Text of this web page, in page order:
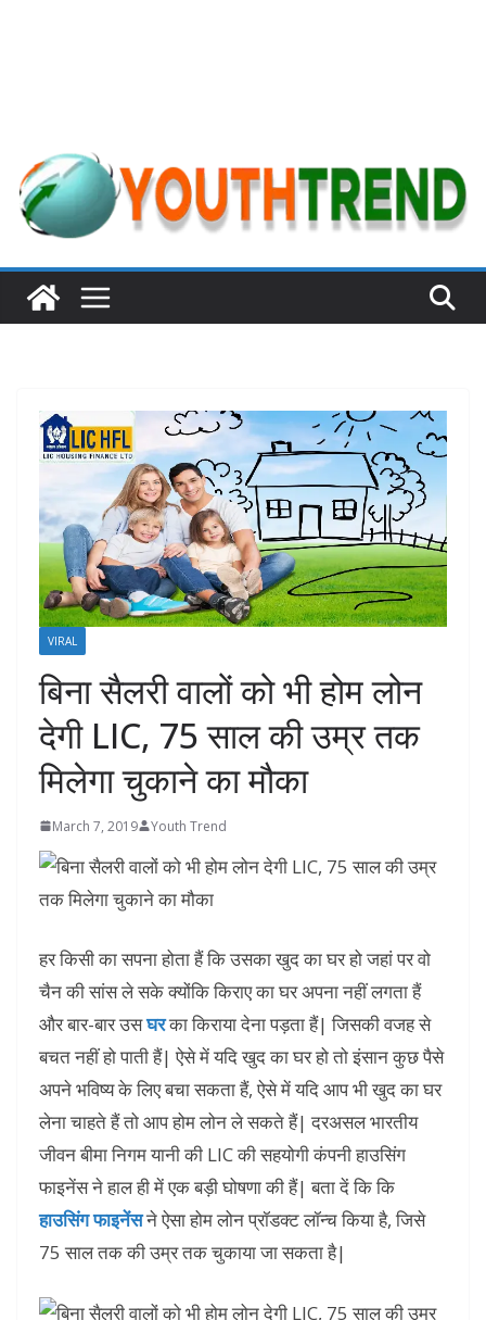
VIRAL
बिना सैलरी वालों को भी होम लोन
देगी LIC, 75 साल की उम्र तक
मिलेगा चुकाने का मौका
March 7, 2019 Youth Trend
हर किसी का सपना होता हैं कि उसका खुद का घर हो जहां पर वो
चैन की सांस ले सके क्योंकि किराए का घर अपना नहीं लगता हैं
और बार-बार उसघरका किराया देना पड़ता हैं| जिसकी वजह से
बचत नहीं हो पाती हैं| ऐसे में यदि खुद का घर हो तो इंसान कुछ पैसे
अपने भविष्य के लिए बचा सकता हैं, ऐसे में यदि आप भी खुद का घर
लेना चाहते हैं तो आप होम लोन ले सकते हैं| दरअसल भारतीय
जीवन बीमा निगम यानी की LIC की सहयोगी कंपनी हाउसिंग
फाइनेंस ने हाल ही में एक बड़ी घोषणा की हैं| बता दें कि कि
हाउसिंग फाइनेंसने ऐसा होम लोन प्रॉडक्ट लॉन्च किया है, जिसे
75 साल तक की उम्र तक चुकाया जा सकता है|